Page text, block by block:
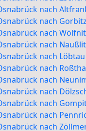
nach
nach Gorbitz
nach
nach
nach Löbtau
nach
nach
nach
nach
nach
nach